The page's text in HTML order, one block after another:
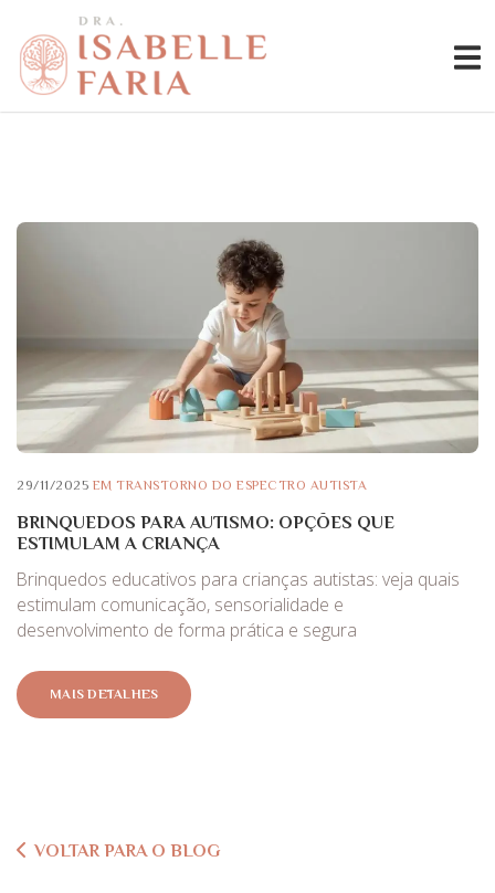
29/11/2025 EM TRANSTORNO DO ESPECTRO AUTISTA
BRINQUEDOS PARA AUTISMO: OPÇÕES QUE
ESTIMULAM A CRIANÇA
Brinquedos educativos para crianças autistas: veja quais
estimulam comunicação, sensorialidade e
desenvolvimento de forma prática e segura
MAIS DETALHES
VOLTAR PARA O BLOG